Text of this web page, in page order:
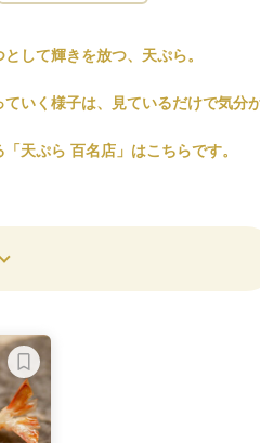
して輝きを放つ、天ぷら。
いく様子は、見ているだけで気分
天ぷら 百名店」はこちらです。